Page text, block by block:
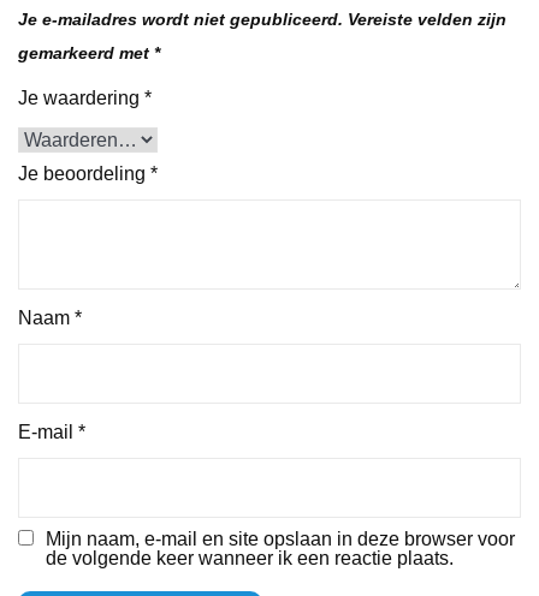
Je e-mailadres wordt niet gepubliceerd. Vereiste velden zijn
gemarkeerd met *
Je waardering *
Je beoordeling *
Naam *
E-mail *
Mijn naam, e-mail en site opslaan in deze browser voor
de volgende keer wanneer ik een reactie plaats.